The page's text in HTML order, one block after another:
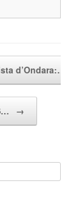
d’Ondara:…
→